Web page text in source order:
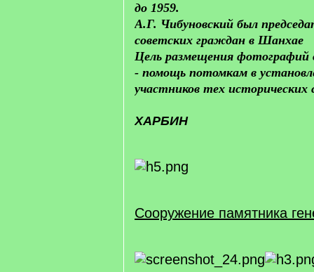
до 1959.
А.Г. Чибуновский был
советских граждан в Шанхае
Цель размещения
- помощь потомкам в
участников тех
ХАРБИН
Сооружение памятника